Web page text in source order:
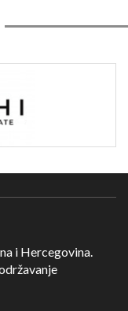
i Hercegovina.